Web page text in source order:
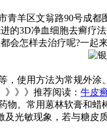
青羊区文翁路90号成都
的3D净血细胞去癣
会怎样去治疗呢?一起
，使用方法为常规外
》》推荐阅读： 牛皮
。常用蒽林软膏和蜡
光敏现象，若与糖